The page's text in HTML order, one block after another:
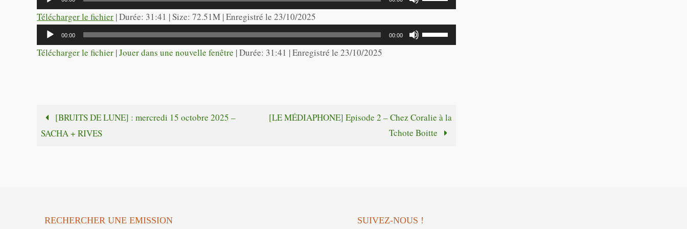
audio
les
flèches
le
volume.
Télécharger le fichier | Durée: 31:41 | Size: 72.51M | Enregistré le 23/10/2025
Lecteur
audio
00:00 00:00
Utilisez
les
ou
diminuer
Télécharger le fichier |Jouer dans une nouvelle fenêtre |Durée: 31:41 |Enregistré le 23/10/2025
[BRUITS DE LUNE] : mercredi 15 octobre 2025 –
SACHA + RIVES
[LE MÉDIAPHONE] Episode 2 – Chez Coralie à la
Tchote Boitte
RECHERCHER UNE EMISSION SUIVEZ-NOUS !